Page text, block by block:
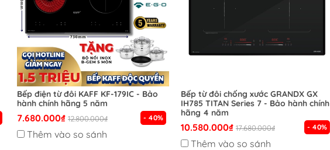
Bếp điện từ đôi KAFF KF-179IC - Bảo
hành chính hãng 5 năm
7.680.000₫ 12.800.000₫ - 40%
Thêm vào so sánh
Bếp từ đôi chống xước GRANDX GX
IH785 TITAN Series 7 - Bảo hành chính
hãng 4 năm
10.580.000₫ 17.680.000₫ - 40%
Thêm vào so sánh